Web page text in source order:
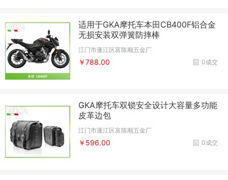
适用于GKA摩托车本田CB400F铝合金
无损安装双弹簧防摔棒
江门市蓬江区富陈顺五金厂
0成交
￥788.00
GKA摩托车双锁安全设计大容量多功能
皮革边包
江门市蓬江区富陈顺五金厂
0成交
￥596.00